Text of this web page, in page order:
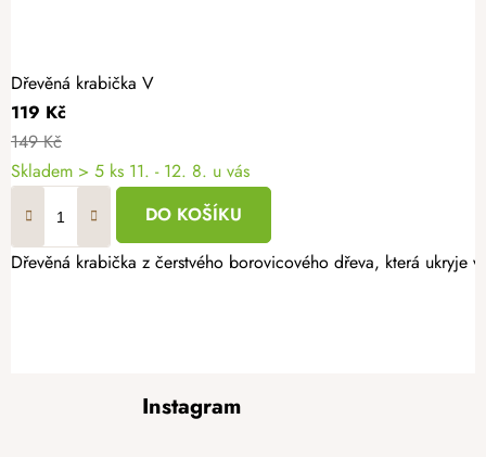
Dřevěná krabička V
119 Kč
149 Kč
Skladem > 5 ks 11. - 12. 8. u vás
DO KOŠÍKU
Dřevěná krabička z čerstvého borovicového dřeva, která ukryje
Instagram